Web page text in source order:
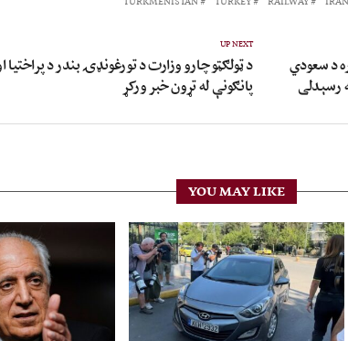
UP NEXT
د ټولګټو چارو وزارت د تورغونډۍ بندر د پراختیا
پانګونې له تړون خبر ورکړ
د سعودي
رسېدلی
YOU MAY LIKE